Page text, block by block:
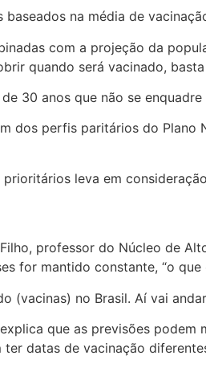
na média de
com a projeção da
quando será vacinado,
30 anos que não se
dos perfis paritários do
leva em
professor do Núcleo de
for mantido constante, “o
(vacinas) no Brasil. Aí vai
que as previsões podem
datas de vacinação